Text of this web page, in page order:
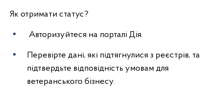
Як отримати статус?
Авторизуйтеся на порталі Дія.
Перевірте дані, які підтягнулися з реєстрів, та
підтвердьте відповідність умовам для
ветеранського бізнесу.